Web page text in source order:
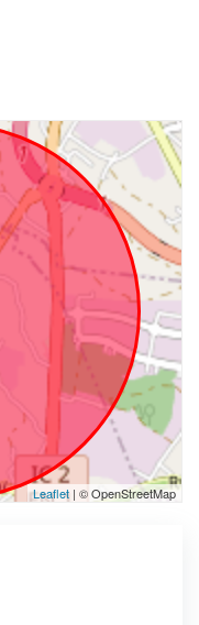
Leaflet | © OpenStreetMap